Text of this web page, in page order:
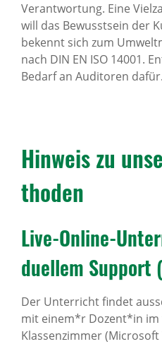
Verantwortung. Eine
will das Bewusstsein der
bekennt sich zum
nach DIN EN ISO 14001.
Bedarf an Auditoren dafür.
Hinweis zu
thoden
Live-Online-
du­ellem Support
Der Unterricht findet
mit einem*r Dozent*in im
Klassenzimmer (Microsoft